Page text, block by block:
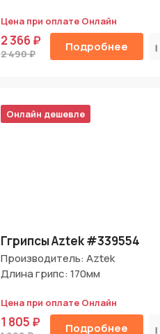
Цена при оплате Онлайн
2 366 ₽
2 490 ₽ Подробнее
Онлайн дешевле
Ггрипсы Aztek #339554
Производитель: Aztek
Длина грипс: 170мм
Цена при оплате Онлайн
1 805 ₽ Подробнее